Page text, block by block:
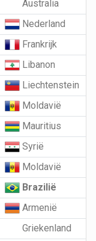
Australia
Nederland
Frankrijk
Libanon
Liechtenstein
Moldavië
Mauritius
Syrië
Moldavië
Brazilië
Armenië
Griekenland